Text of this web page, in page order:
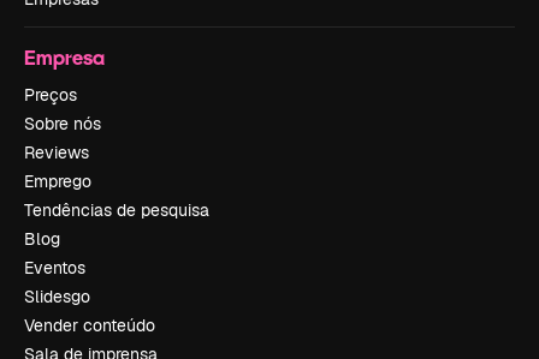
Empresa
Preços
Sobre nós
Reviews
Emprego
Tendências de pesquisa
Blog
Eventos
Slidesgo
Vender conteúdo
Sala de imprensa